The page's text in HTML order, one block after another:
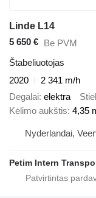
Linde L14
5 650 € Be PVM
Štabeliuotojas
2020
2 341 m/h
Degalai elektra
Kėlimo aukštis 4,35
Nyderlandai,
Petim Intern